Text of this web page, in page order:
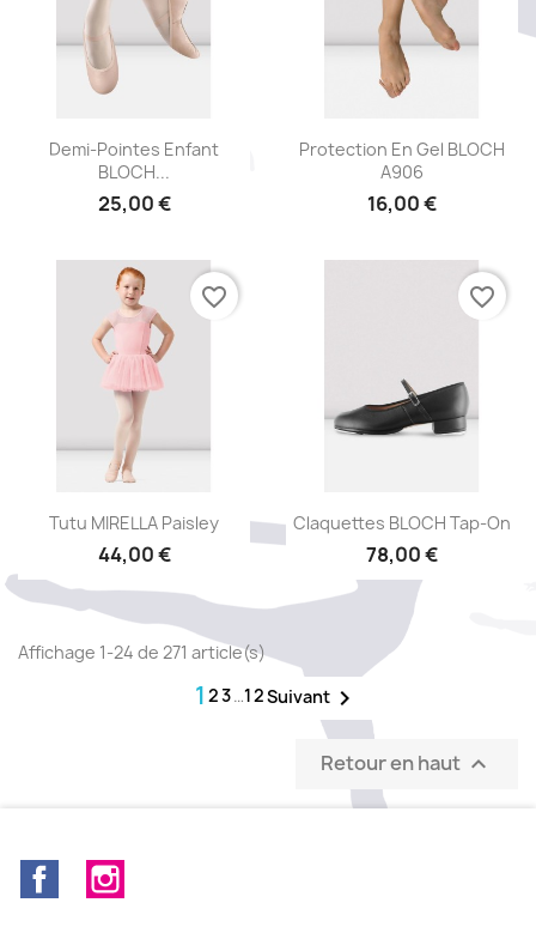
Aperçu rapide
Demi-Pointes Enfant
BLOCH...
25,00 €
Aperçu rapide
Protection En Gel BLOCH
A906
16,00 €
Aperçu rapide
Tutu MIRELLA Paisley
44,00 €
favorite_border
Aperçu rapide
Claquettes BLOCH Tap-On
78,00 €
favorite_border
Affichage 1-24 de 271 article(s)
1 23…12Suivant 
Retour en haut 
Facebook